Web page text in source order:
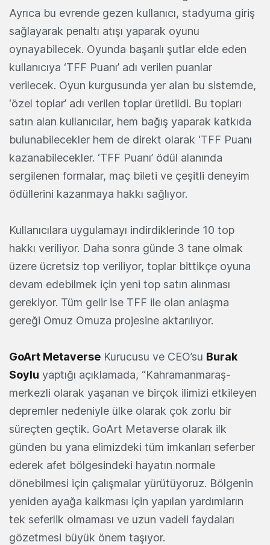
Ayrıca bu evrende gezen kullanıcı, stadyuma giriş
sağlayarak penaltı atışı yaparak oyunu
oynayabilecek. Oyunda başarılı şutlar elde eden
kullanıcıya ‘TFF Puanı’ adı verilen puanlar
verilecek. Oyun kurgusunda yer alan bu sistemde,
‘özel toplar’ adı verilen toplar üretildi. Bu topları
satın alan kullanıcılar, hem bağış yaparak katkıda
bulunabilecekler hem de direkt olarak ‘TFF Puanı
kazanabilecekler. ‘TFF Puanı’ ödül alanında
sergilenen formalar, maç bileti ve çeşitli deneyim
ödüllerini kazanmaya hakkı sağlıyor.
Kullanıcılara uygulamayı indirdiklerinde 10 top
hakkı veriliyor. Daha sonra günde 3 tane olmak
üzere ücretsiz top veriliyor, toplar bittikçe oyuna
devam edebilmek için yeni top satın alınması
gerekiyor. Tüm gelir ise TFF ile olan anlaşma
gereği Omuz Omuza projesine aktarılıyor.
GoArt Metaverse Kurucusu ve CEO’su Burak
Soylu yaptığı açıklamada, “Kahramanmaraş-
merkezli olarak yaşanan ve birçok ilimizi etkileyen
depremler nedeniyle ülke olarak çok zorlu bir
süreçten geçtik. GoArt Metaverse olarak ilk
günden bu yana elimizdeki tüm imkanları seferber
ederek afet bölgesindeki hayatın normale
dönebilmesi için çalışmalar yürütüyoruz. Bölgenin
yeniden ayağa kalkması için yapılan yardımların
tek seferlik olmaması ve uzun vadeli faydaları
gözetmesi büyük önem taşıyor.